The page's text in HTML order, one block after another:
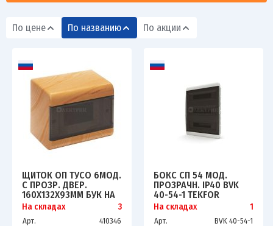
По цене По названию По акции
ЩИТОК ОП ТУСО 6МОД.
С ПРОЗР. ДВЕР.
160Х132Х93ММ БУК НА
СВЕТ. ОСНОВЕ IP40
РУВИНИЛ 68026-38М
На складах 3
Арт.
410346
БОКС СП 54 МОД.
ПРОЗРАЧН. IP40 BVK
40-54-1 TEKFOR
На складах 1
Арт.
BVK 40-54-1